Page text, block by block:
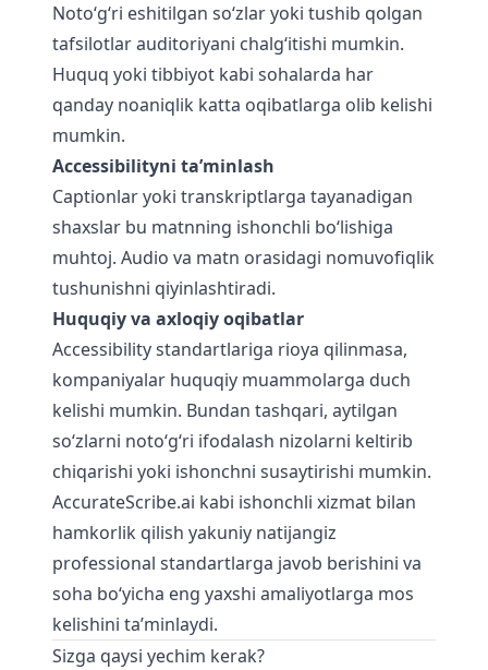
Noto‘g‘ri eshitilgan so‘zlar yoki tushib qolgan
tafsilotlar auditoriyani chalg‘itishi mumkin.
Huquq yoki tibbiyot kabi sohalarda har
qanday noaniqlik katta oqibatlarga olib kelishi
mumkin.
Accessibilityni ta’minlash
Captionlar yoki transkriptlarga tayanadigan
shaxslar bu matnning ishonchli bo‘lishiga
muhtoj. Audio va matn orasidagi nomuvofiqlik
tushunishni qiyinlashtiradi.
Huquqiy va axloqiy oqibatlar
Accessibility standartlariga rioya qilinmasa,
kompaniyalar huquqiy muammolarga duch
kelishi mumkin. Bundan tashqari, aytilgan
so‘zlarni noto‘g‘ri ifodalash nizolarni keltirib
chiqarishi yoki ishonchni susaytirishi mumkin.
AccurateScribe.ai kabi ishonchli xizmat bilan
hamkorlik qilish yakuniy natijangiz
professional standartlarga javob berishini va
soha bo‘yicha eng yaxshi amaliyotlarga mos
kelishini ta’minlaydi.
Sizga qaysi yechim kerak?